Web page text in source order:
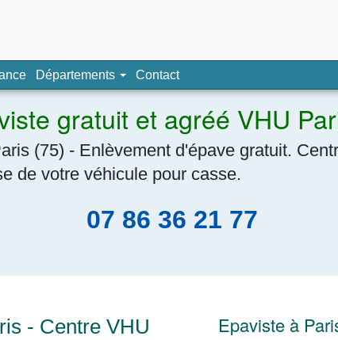
Départements
Navigation
Contact
gratuit et agréé VHU
(75) - Enlèvement d'épave gratuit.
de votre véhicule pour casse.
07 86 36 21 77
- Centre VHU
Epaviste à